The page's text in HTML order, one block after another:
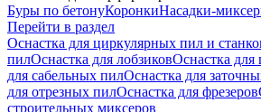
Буры по бетонуКоронкиНасадки-
Перейти в раздел
Оснастка для циркулярных пил и
пилОснастка для лобзиковОснастка для
для сабельных пилОснастка для
для отрезных пилОснастка для фрезеров
строительных миксеров